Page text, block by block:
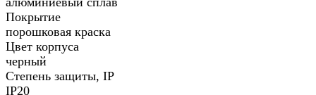
Покрытие
порошковая краска
Цвет корпуса
черный
Степень защиты, IP
IP20